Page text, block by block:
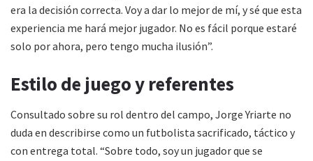
era la decisión correcta. Voy a dar lo mejor de mí, y sé que esta
experiencia me hará mejor jugador. No es fácil porque estaré
solo por ahora, pero tengo mucha ilusión”.
Estilo de juego y referentes
Consultado sobre su rol dentro del campo, Jorge Yriarte no
duda en describirse como un futbolista sacrificado, táctico y
con entrega total. “Sobre todo, soy un jugador que se